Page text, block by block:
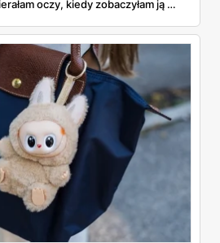
oczy, kiedy zobaczyłam ją w
w Polsce: kortów przybywa
szybciej. Sprawdziłam, co
te pieniądze i komu taka rakieta